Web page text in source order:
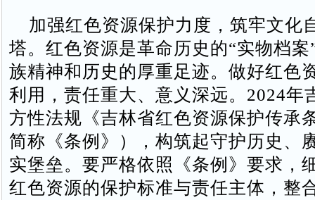
加强红色资源保护力度，筑牢文化
塔。红色资源是革命历史的“实物档案
族精神和历史的厚重足迹。做好红色
利用，责任重大、意义深远。2024年
方性法规《吉林省红色资源保护传承
简称《条例》），构筑起守护历史、
实堡垒。要严格依照《条例》要求，
红色资源的保护标准与责任主体，整